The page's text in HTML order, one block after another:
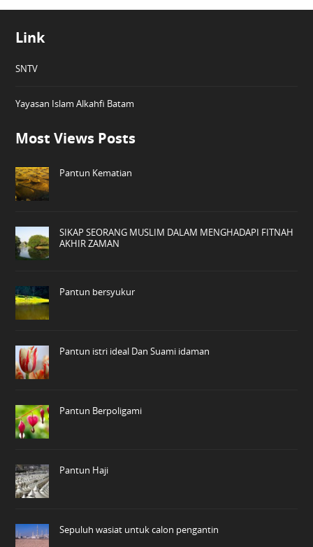
Link
SNTV
Yayasan Islam Alkahfi Batam
Most Views Posts
Pantun Kematian
SIKAP SEORANG MUSLIM DALAM MENGHADAPI FITNAH
AKHIR ZAMAN
Pantun bersyukur
Pantun istri ideal Dan Suami idaman
Pantun Berpoligami
Pantun Haji
Sepuluh wasiat untuk calon pengantin